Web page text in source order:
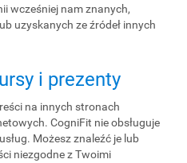
wcześniej nam znanych,
uzyskanych ze źródeł innych
i prezenty
na innych stronach
CogniFit nie obsługuje
Możesz znaleźć je lub
niezgodne z Twoimi